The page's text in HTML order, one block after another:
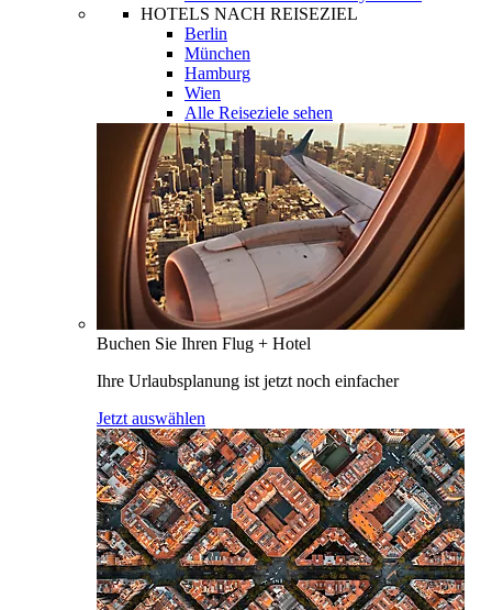
HOTELS NACH REISEZIEL
Berlin
München
Hamburg
Wien
Alle Reiseziele sehen
Buchen Sie Ihren Flug + Hotel
Ihre Urlaubsplanung ist jetzt noch einfacher
Jetzt auswählen